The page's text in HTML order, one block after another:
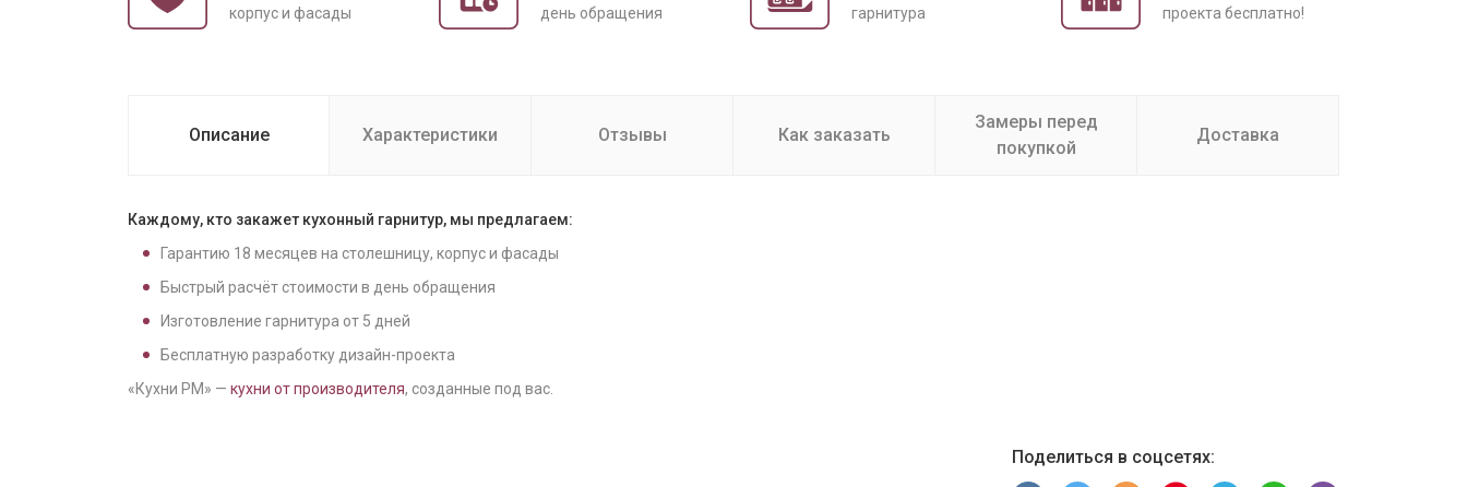
корпус и фасады
день обращения
гарнитура
проекта бесплатно!
Описание Характеристики Отзывы Как заказать
Замеры перед
покупкой
Доставка
Каждому, кто закажет кухонный гарнитур, мы предлагаем:
Гарантию 18 месяцев на столешницу, корпус и фасады
Быстрый расчёт стоимости в день обращения
Изготовление гарнитура от 5 дней
Бесплатную разработку дизайн-проекта
«Кухни РМ» — кухни от производителя, созданные под вас.
Поделиться в соцсетях: